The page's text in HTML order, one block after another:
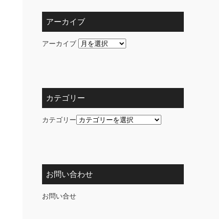
アーカイブ
アーカイブ
カテゴリー
カテゴリー
お問い合わせ
お問い合せ